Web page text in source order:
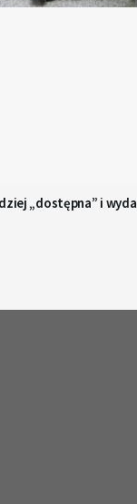
„dostępna” i wyda